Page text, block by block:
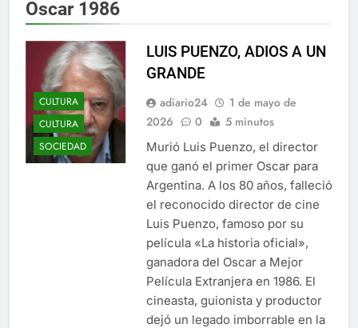
Oscar 1986
CULTURA
CULTURA
SOCIEDAD
LUIS PUENZO, ADIOS A UN
GRANDE
adiario24
1 de mayo de
2026
0 5 minutos
Murió Luis Puenzo, el director
que ganó el primer Oscar para
Argentina. A los 80 años, falleció
el reconocido director de cine
Luis Puenzo, famoso por su
película «La historia oficial»,
ganadora del Oscar a Mejor
Película Extranjera en 1986. El
cineasta, guionista y productor
dejó un legado imborrable en la